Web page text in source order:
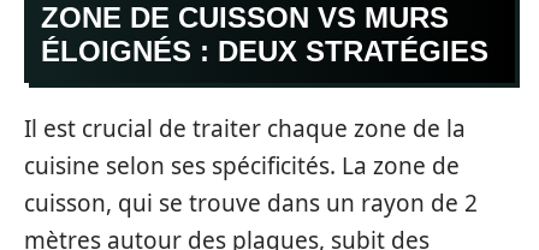
ZONE DE CUISSON VS MURS
ÉLOIGNÉS : DEUX STRATÉGIES
Il est crucial de traiter chaque zone de la
cuisine selon ses spécificités. La zone de
cuisson, qui se trouve dans un rayon de 2
mètres autour des plaques, subit des